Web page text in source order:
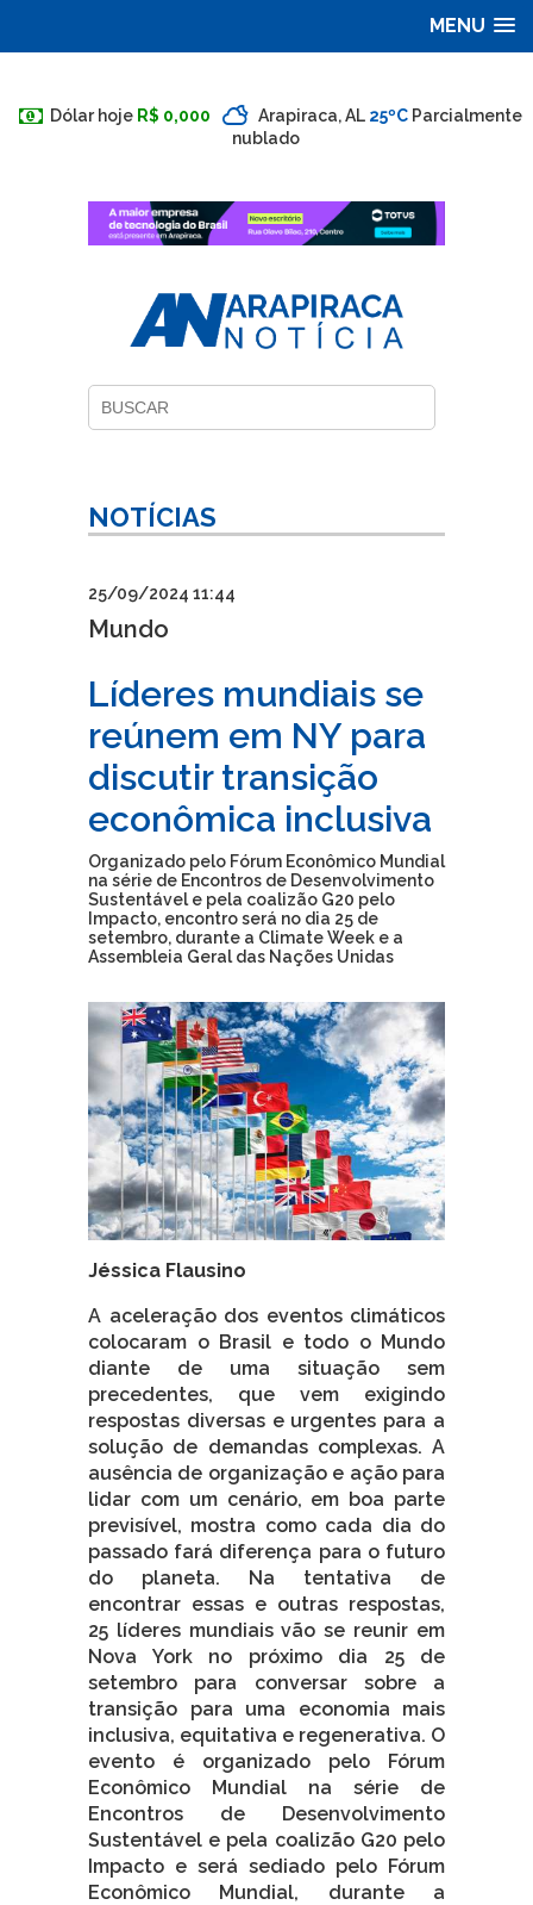
MENU
Dólar hoje R$ 0,000 Arapiraca, AL 25ºC Parcialmente
nublado
NOTÍCIAS
25/09/2024 11:44
Mundo
Líderes mundiais se
reúnem em NY para
discutir transição
econômica inclusiva
Organizado pelo Fórum Econômico Mundial
na série de Encontros de Desenvolvimento
Sustentável e pela coalizão G20 pelo
Impacto, encontro será no dia 25 de
setembro, durante a Climate Week e a
Assembleia Geral das Nações Unidas
Jéssica Flausino
A aceleração dos eventos climáticos
colocaram o Brasil e todo o Mundo
diante de uma situação sem
precedentes, que vem exigindo
respostas diversas e urgentes para a
solução de demandas complexas. A
ausência de organização e ação para
lidar com um cenário, em boa parte
previsível, mostra como cada dia do
passado fará diferença para o futuro
do planeta. Na tentativa de
encontrar essas e outras respostas,
25 líderes mundiais vão se reunir em
Nova York no próximo dia 25 de
setembro para conversar sobre a
transição para uma economia mais
inclusiva, equitativa e regenerativa. O
evento é organizado pelo Fórum
Econômico Mundial na série de
Encontros de Desenvolvimento
Sustentável e pela coalizão G20 pelo
Impacto e será sediado pelo Fórum
Econômico Mundial, durante a